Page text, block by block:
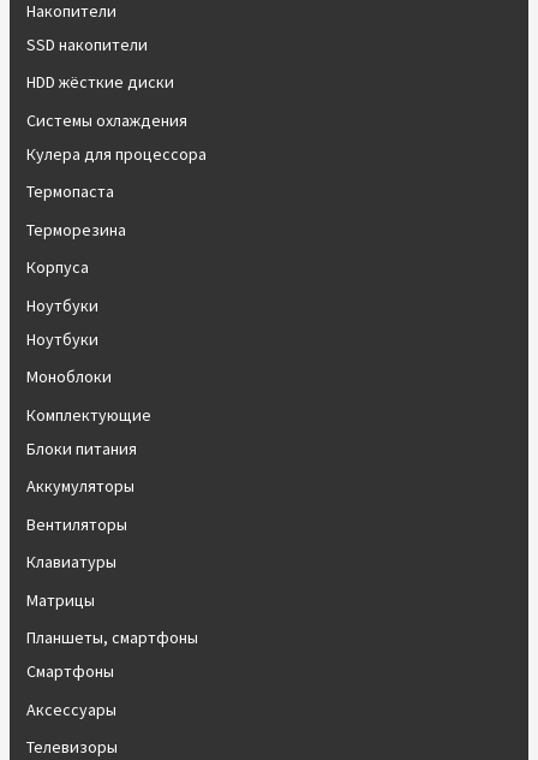
Накопители
SSD накопители
HDD жёсткие диски
Системы охлаждения
Кулера для процессора
Термопаста
Терморезина
Корпуса
Ноутбуки
Ноутбуки
Моноблоки
Комплектующие
Блоки питания
Аккумуляторы
Вентиляторы
Клавиатуры
Матрицы
Планшеты, смартфоны
Смартфоны
Аксессуары
Телевизоры